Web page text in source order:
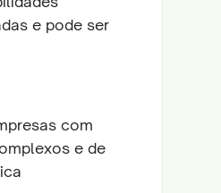
e pode ser
com
e de